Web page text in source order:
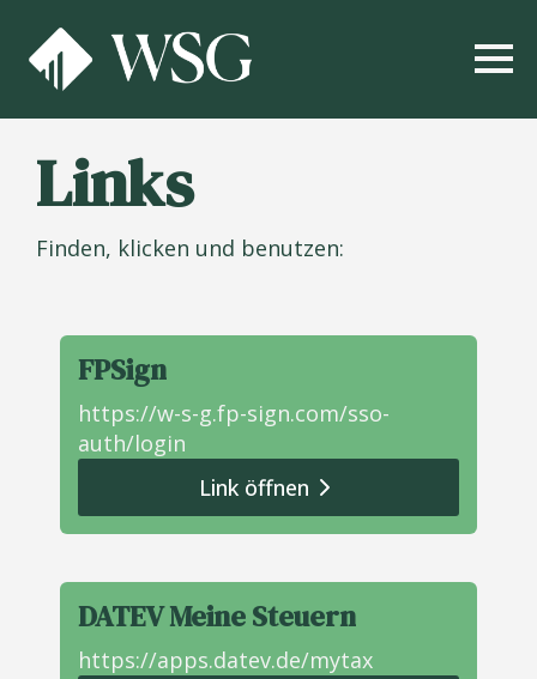
Links
Finden, klicken und benutzen:
FPSign
https://w-s-g.fp-sign.com/sso-
auth/login
Link öffnen
DATEV Meine Steuern
https://apps.datev.de/mytax